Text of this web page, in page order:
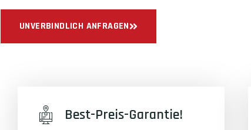
UNVERBINDLICH ANFRAGEN
Best-Preis-Garantie!